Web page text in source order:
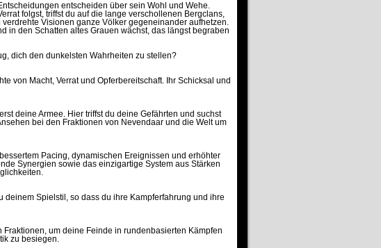
entscheiden über sein Wohl und Wehe.
folgst, triffst du auf die lange verschollenen Bergclans,
Visionen ganze Völker gegeneinander aufhetzen.
in den Schatten altes Grauen wächst, das längst begraben
dich den dunkelsten Wahrheiten zu stellen?
von Macht, Verrat und Opferbereitschaft. Ihr Schicksal und
deine Armee. Hier triffst du deine Gefährten und suchst
bei den Fraktionen von Nevendaar und die Welt um
Pacing, dynamischen Ereignissen und erhöhter
Synergien sowie das einzigartige System aus Stärken
Spielstil, so dass du ihre Kampferfahrung und ihre
um deine Feinde in rundenbasierten Kämpfen
zu besiegen.